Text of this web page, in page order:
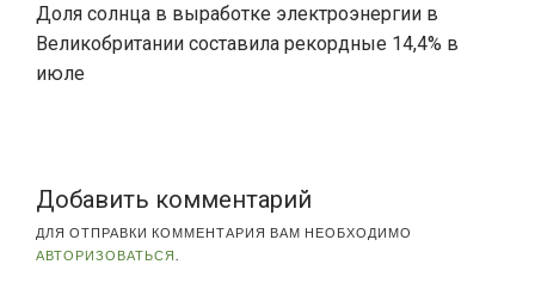
Доля солнца в выработке электроэнергии в
Великобритании составила рекордные 14,4% в
июле
Добавить комментарий
ДЛЯ ОТПРАВКИ КОММЕНТАРИЯ ВАМ НЕОБХОДИМО
АВТОРИЗОВАТЬСЯ